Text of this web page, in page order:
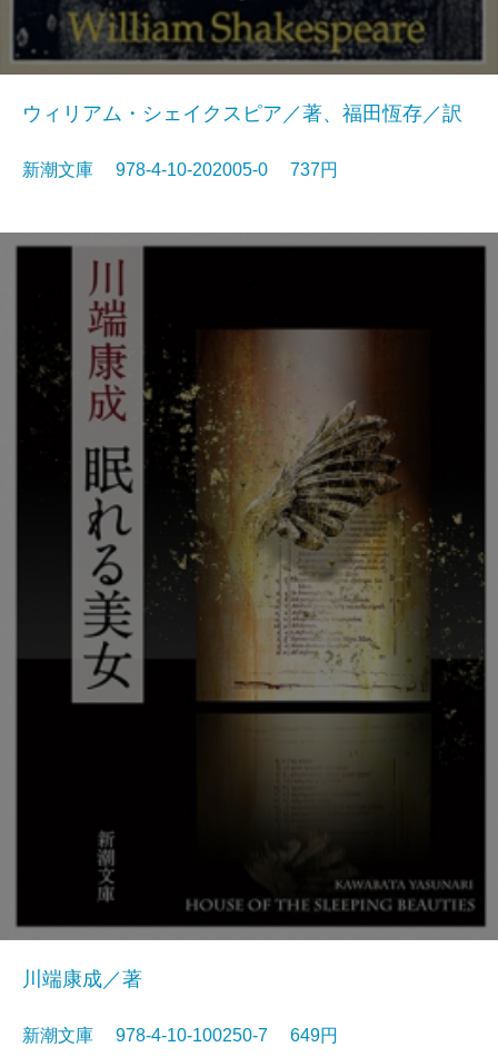
ウィリアム・シェイクスピア／著、福田恆存／訳
新潮文庫 978-4-10-202005-0 737円
川端康成／著
新潮文庫 978-4-10-100250-7 649円